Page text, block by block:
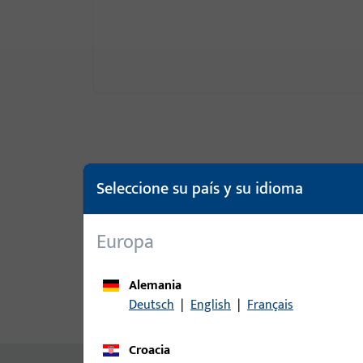
Descripción del producto
Seleccione su país y su idioma
Europa
Alemania
Deutsch | English | Français
Croacia